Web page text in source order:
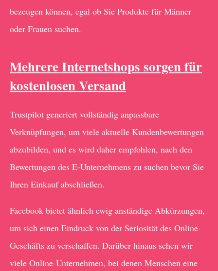
bezeugen können, egal ob Sie Produkte für Männer
oder Frauen suchen.
Mehrere Internetshops sorgen für
kostenlosen Versand
Trustpilot generiert vollständig anpassbare
Verknüpfungen, um viele aktuelle Kundenbewertungen
abzubilden, und es wird daher empfohlen, nach den
Bewertungen des E-Unternehmens zu suchen bevor Sie
Ihren Einkauf abschließen.
Facebook bietet ähnlich ewig anständige Abkürzungen,
um sich einen Eindruck von der Seriosität des Online-
Geschäfts zu verschaffen. Darüber hinaus sehen wir
viele Online-Unternehmen, bei denen Menschen eine